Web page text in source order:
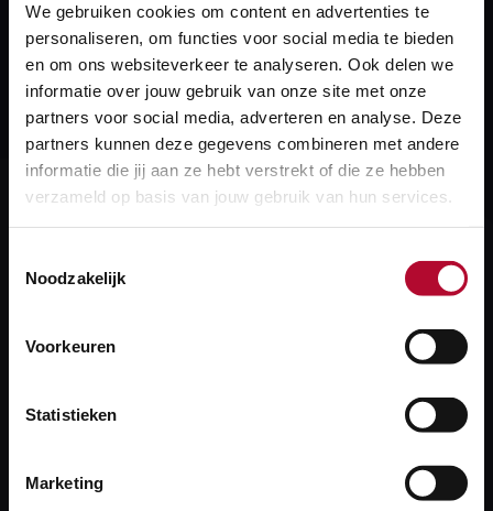
We gebruiken cookies om content en advertenties te
personaliseren, om functies voor social media te bieden
en om ons websiteverkeer te analyseren. Ook delen we
informatie over jouw gebruik van onze site met onze
partners voor social media, adverteren en analyse. Deze
partners kunnen deze gegevens combineren met andere
informatie die jij aan ze hebt verstrekt of die ze hebben
verzameld op basis van jouw gebruik van hun services.
Noodzakelijk
Voorkeuren
Statistieken
Marketing
Applicatie Railinformatie Portaal
Configuratiedata Treinbeveiliging
We helpen je graag! We reageren op werkdagen
Heb je een technisch probleem?